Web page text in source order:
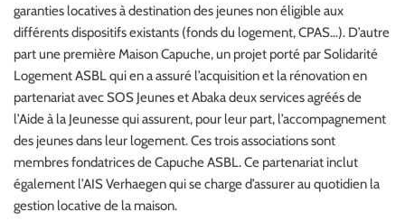
garanties locatives à destination des jeunes non éligible aux
différents dispositifs existants (fonds du logement, CPAS...). D’autre
part une première Maison Capuche, un projet porté par Solidarité
Logement ASBL qui en a assuré l’acquisition et la rénovation en
partenariat avec SOS Jeunes et Abaka deux services agréés de
l’Aide à la Jeunesse qui assurent, pour leur part, l’accompagnement
des jeunes dans leur logement. Ces trois associations sont
membres fondatrices de Capuche ASBL. Ce partenariat inclut
également l’AIS Verhaegen qui se charge d’assurer au quotidien la
gestion locative de la maison.